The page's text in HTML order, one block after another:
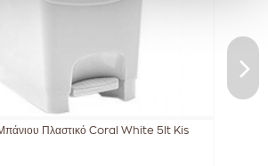
Πλαστικό Coral White 5lt Kis